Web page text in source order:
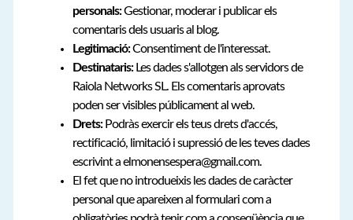
personals:Gestionar, moderar i publicar els
comentaris dels usuaris al blog.
Legitimació:Consentiment de l'interessat.
Destinataris:Les dades s'allotgen als servidors de
Raiola Networks SL. Els comentaris aprovats
poden ser visibles públicament al web.
Drets:Podràs exercir els teus drets d'accés,
rectificació, limitació i supressió de les teves dades
escrivint a elmonensespera@gmail.com.
El fet que no introdueixis les dades de caràcter
personal que apareixen al formulari com a